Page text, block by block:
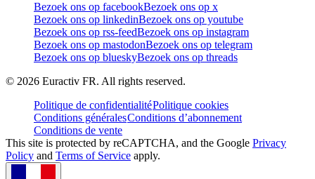
Bezoek ons op facebookBezoek ons op x
Bezoek ons op linkedinBezoek ons op youtube
Bezoek ons op rss-feedBezoek ons op instagram
Bezoek ons op mastodonBezoek ons op telegram
Bezoek ons op blueskyBezoek ons op threads
© 2026 Euractiv FR. All rights reserved.
Politique de confidentialitéPolitique cookies
Conditions généralesConditions d’abonnement
Conditions de vente
This site is protected by reCAPTCHA, and the Google Privacy
Policy and Terms of Service apply.